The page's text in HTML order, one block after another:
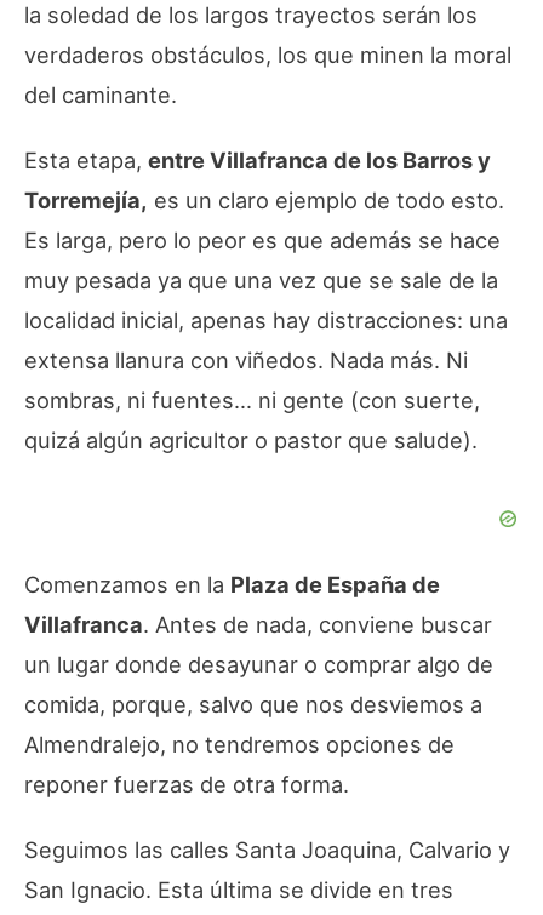
la soledad de los largos trayectos serán los
verdaderos obstáculos, los que minen la moral
del caminante.
Esta etapa, entre Villafranca de los Barros y
Torremejía, es un claro ejemplo de todo esto.
Es larga, pero lo peor es que además se hace
muy pesada ya que una vez que se sale de la
localidad inicial, apenas hay distracciones: una
extensa llanura con viñedos. Nada más. Ni
sombras, ni fuentes… ni gente (con suerte,
quizá algún agricultor o pastor que salude).
Comenzamos en la Plaza de España de
Villafranca. Antes de nada, conviene buscar
un lugar donde desayunar o comprar algo de
comida, porque, salvo que nos desviemos a
Almendralejo, no tendremos opciones de
reponer fuerzas de otra forma.
Seguimos las calles Santa Joaquina, Calvario y
San Ignacio. Esta última se divide en tres